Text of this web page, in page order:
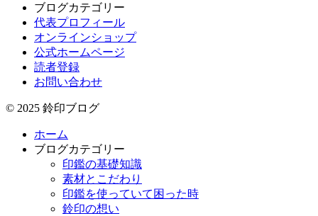
ブログカテゴリー
代表プロフィール
オンラインショップ
公式ホームページ
読者登録
お問い合わせ
© 2025 鈴印ブログ
ホーム
ブログカテゴリー
印鑑の基礎知識
素材とこだわり
印鑑を使っていて困った時
鈴印の想い